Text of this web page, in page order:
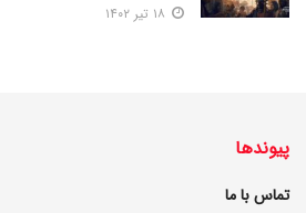
پیوندها
تماس با ما